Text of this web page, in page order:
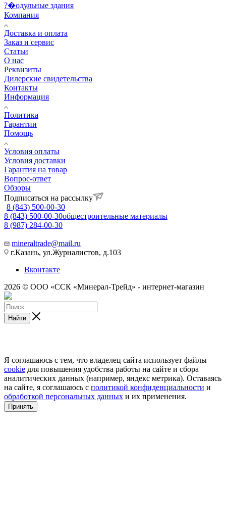
?�одульные здания
Компания
Доставка и оплата
Заказ и сервис
Статьи
О нас
Реквизиты
Дилерские свидетельства
Контакты
Информация
Политика
Гарантии
Помощь
Условия оплаты
Условия доставки
Гарантия на товар
Вопрос-ответ
Обзоры
Подписаться на рассылку
8 (843) 500-00-30
8 (843) 500-00-30общестроительные материалы
8 (987) 284-00-30
mineraltrade@mail.ru
г.Казань, ул.Журналистов, д.103
Вконтакте
2026 © ООО «ССК «Минерал-Трейд» - интернет-магазин
Найти
Я соглашаюсь с тем, что владелец сайта использует файлы
cookie для повышения удобства работы на сайте и сбора
аналитических данных (например, яндекс метрика). Оставаясь
на сайте, я соглашаюсь с политикой конфиденциальности и
обработкой персональных данных и их применения.
Принять